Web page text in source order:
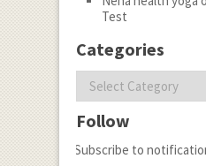
Test
Categories
Follow
Subscribe to